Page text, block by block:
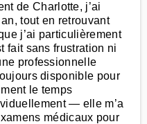
de Charlotte, j’ai
tout en retrouvant
j’ai particulièrement
fait sans frustration ni
professionnelle
disponible pour
le temps
— elle m’a
médicaux pour